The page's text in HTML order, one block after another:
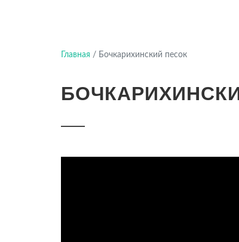
Главная / Бочкарихинский песок